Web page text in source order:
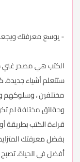
- يوسع معرفتك
الكتب هي مصدر غني
ستتعلم أشياء جديدة.
مختلفين ، وسلوكهم
وحقائق مختلفة لم
قراءة الكتب بطريقة
بفضل معرفتك
أفضل في الحياة.